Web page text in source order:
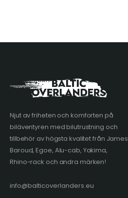
Njut av friheten och komforten på
biläventyren med bilutrustning och
tillbehör av högsta kvalitet från James
Baroud, Egoe, Alu-cab, Yakima,
Rhino-rack och andra märken!
info@balticoverlanders.eu